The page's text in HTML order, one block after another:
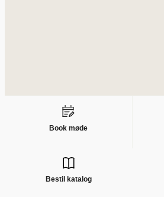
Book møde
Bestil katalog